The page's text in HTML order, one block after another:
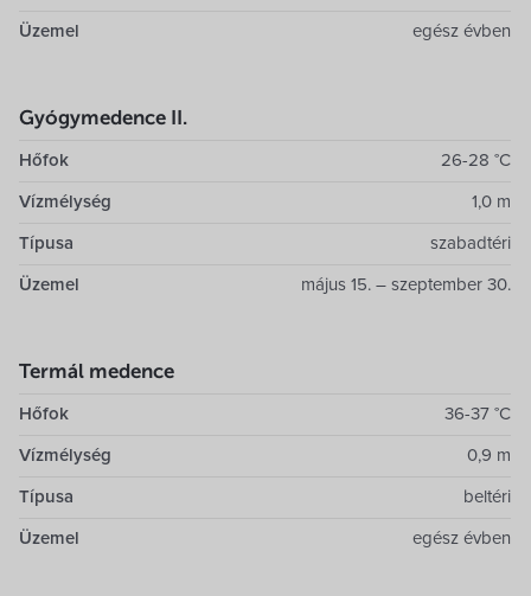
Üzemel egész évben
Gyógymedence II.
Hőfok 26-28 °C
Vízmélység 1,0 m
Típusa szabadtéri
Üzemel május 15. – szeptember 30.
Termál medence
Hőfok 36-37 °C
Vízmélység 0,9 m
Típusa beltéri
Üzemel egész évben